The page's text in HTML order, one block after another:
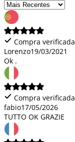
Compra verificada
Lorenzo19/03/2021
Ok .
Compra verificada
fabio17/05/2026
TUTTO OK GRAZIE